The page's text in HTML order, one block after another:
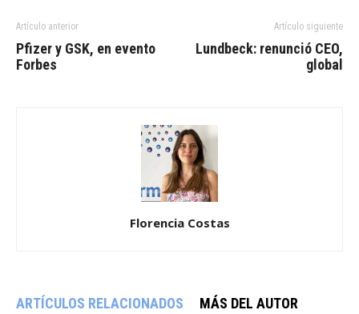
Artículo anterior
Pfizer y GSK, en evento
Forbes
Artículo siguiente
Lundbeck: renunció CEO,
global
Florencia Costas
ARTÍCULOS RELACIONADOS MÁS DEL AUTOR